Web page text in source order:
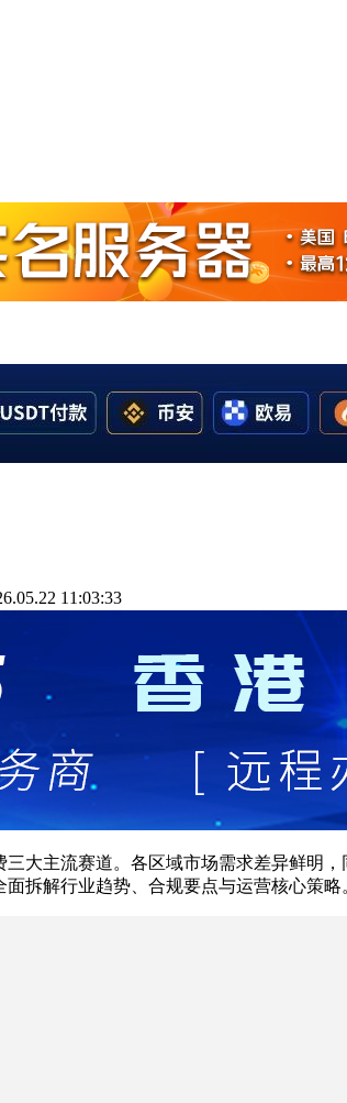
11:03:33
大主流赛道。各区域市场需求差异鲜明
拆解行业趋势、合规要点与运营核心策略